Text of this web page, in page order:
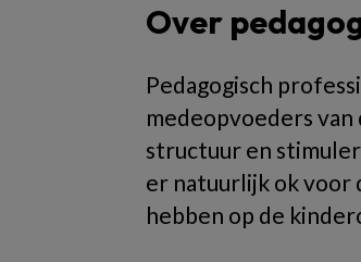
Over
Pedagogisch
medeopvoeders
structuur en
er natuurlijk ok voor
hebben op de